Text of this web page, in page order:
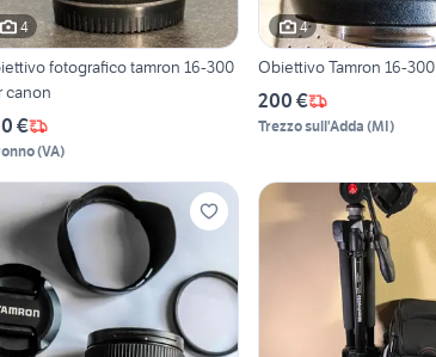
4
fotografico tamron 16-300
canon
€
(VA)
4
Obiettivo Tamron 16-300
200 €
Trezzo sull'Adda (MI)